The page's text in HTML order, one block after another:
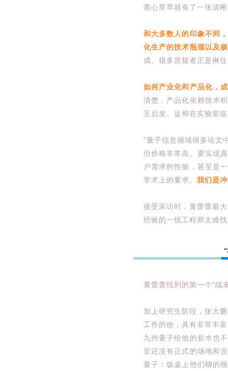
蕾心里早就有了一张清
和大多数人的印象不同
化生产的技术瓶颈以及
成。很多质疑者正是揪
如何产业化和产品化，
清楚，产品化依赖技术
互启发。这和在实验室
“量子信息领域很多论文
但价格非常高。要实现
户需求的性能，甚至是
学术上的要求。 我们是
接受采访时，黄蕾蕾最
经验的一线工程师太难
黄蕾蕾找到的第一个“战
加上研究生阶段，张大
工作的他，具有非常丰
九州量子给他的薪水也
至还没有正式的场地和
量子：饭桌上他们聊的